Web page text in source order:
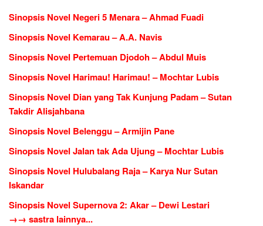
Sinopsis Novel Negeri 5 Menara – Ahmad Fuadi
Sinopsis Novel Kemarau – A.A. Navis
Sinopsis Novel Pertemuan Djodoh – Abdul Muis
Sinopsis Novel Harimau! Harimau! – Mochtar Lubis
Sinopsis Novel Dian yang Tak Kunjung Padam – Sutan
Takdir Alisjahbana
Sinopsis Novel Belenggu – Armijin Pane
Sinopsis Novel Jalan tak Ada Ujung – Mochtar Lubis
Sinopsis Novel Hulubalang Raja – Karya Nur Sutan
Iskandar
Sinopsis Novel Supernova 2: Akar – Dewi Lestari
→→ sastra lainnya...